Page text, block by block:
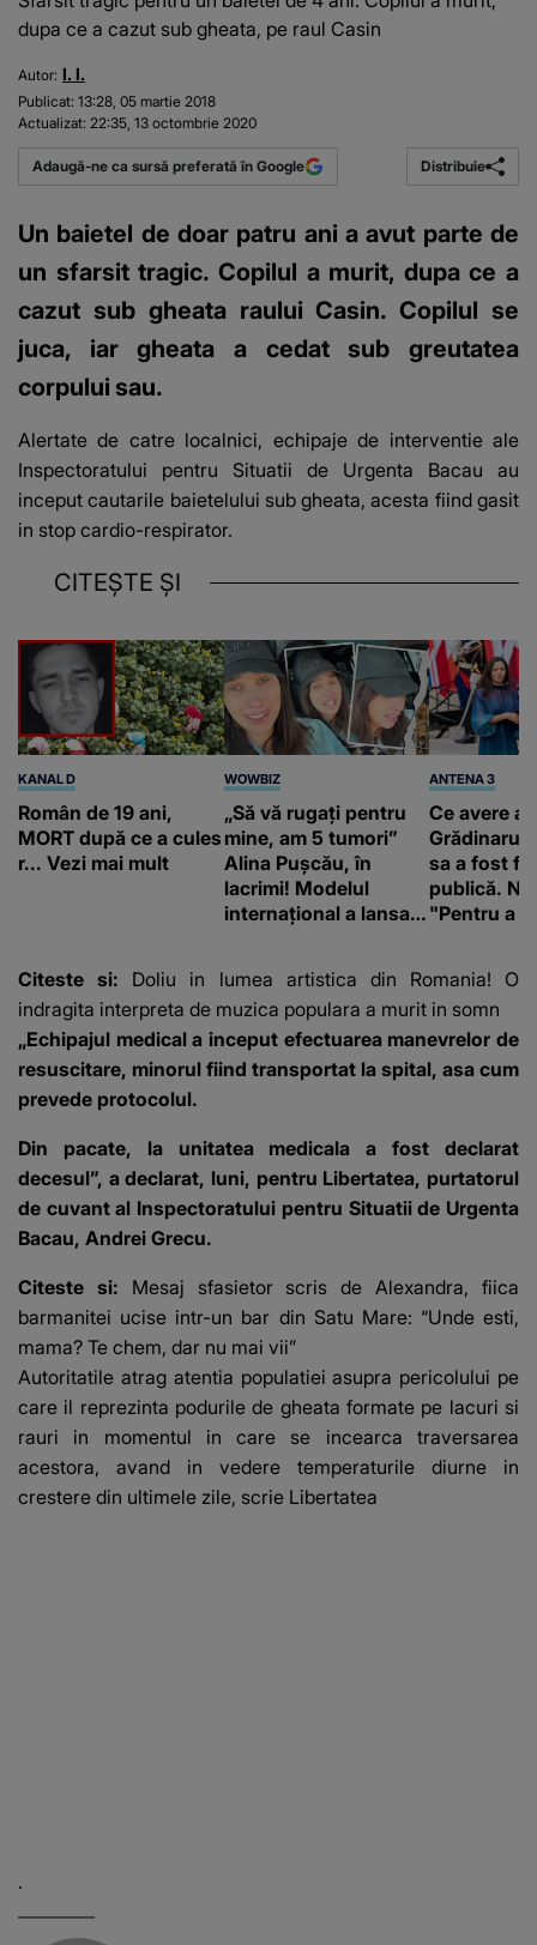
dupa ce a cazut sub gheata, pe raul Casin
Autor: I. I.
Publicat: 13:28, 05 martie 2018
Actualizat: 22:35, 13 octombrie 2020
Adaugă-ne ca sursă preferată în Google Distribuie
Un baietel de doar patru ani a avut parte de
un sfarsit tragic. Copilul a murit, dupa ce a
cazut sub gheata raului Casin. Copilul se
juca, iar gheata a cedat sub greutatea
corpului sau.
Alertate de catre localnici, echipaje de interventie ale
Inspectoratului pentru Situatii de Urgenta Bacau au
inceput cautarile baietelului sub gheata, acesta fiind gasit
in stop cardio-respirator.
CITEȘTE ȘI
KANAL D
Român de 19 ani,
MORT după ce a cules
r... Vezi mai mult
WOWBIZ
„Să vă rugați pentru
mine, am 5 tumori”
Alina Pușcău, în
lacrimi! Modelul
internațional a lansat
o boală gravă
ANTENA 3
Ce avere
Grădinaru.
sa a fost
publică.
"Pentru a
Citeste si: Doliu in lumea artistica din Romania! O
indragita interpreta de muzica populara a murit in somn
„Echipajul medical a inceput efectuarea manevrelor de
resuscitare, minorul fiind transportat la spital, asa cum
prevede protocolul.
Din pacate, la unitatea medicala a fost declarat
decesul”, a declarat, luni, pentru Libertatea, purtatorul
de cuvant al Inspectoratului pentru Situatii de Urgenta
Bacau, Andrei Grecu.
Citeste si: Mesaj sfasietor scris de Alexandra, fiica
barmanitei ucise intr-un bar din Satu Mare: “Unde esti,
mama? Te chem, dar nu mai vii”
Autoritatile atrag atentia populatiei asupra pericolului pe
care il reprezinta podurile de gheata formate pe lacuri si
rauri in momentul in care se incearca traversarea
acestora, avand in vedere temperaturile diurne in
crestere din ultimele zile, scrie Libertatea
.